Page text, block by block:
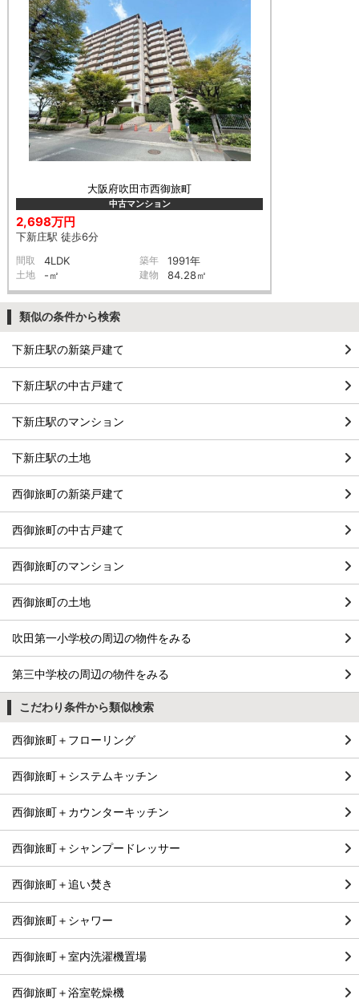
大阪府吹田市西御旅町
中古マンション
2,698万円
下新庄駅 徒歩6分
間取 4LDK 築年 1991年
土地 -㎡ 建物 84.28㎡
類似の条件から検索
下新庄駅の新築戸建て
下新庄駅の中古戸建て
下新庄駅のマンション
下新庄駅の土地
西御旅町の新築戸建て
西御旅町の中古戸建て
西御旅町のマンション
西御旅町の土地
吹田第一小学校の周辺の物件をみる
第三中学校の周辺の物件をみる
こだわり条件から類似検索
西御旅町＋フローリング
西御旅町＋システムキッチン
西御旅町＋カウンターキッチン
西御旅町＋シャンプードレッサー
西御旅町＋追い焚き
西御旅町＋シャワー
西御旅町＋室内洗濯機置場
西御旅町＋浴室乾燥機